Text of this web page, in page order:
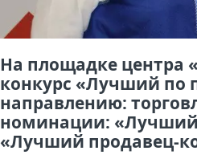
На площадке центра
конкурс «Лучший по
направлению:
номинации: «Лучший
«Лучший продавец-